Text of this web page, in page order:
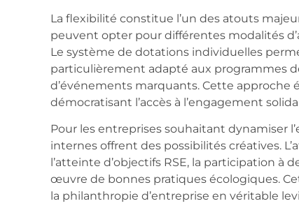
La flexibilité constitue l’un des atouts
peuvent opter pour différentes modalités
Le système de dotations individuelles
particulièrement adapté aux programmes
d’événements marquants. Cette approche
démocratisant l’accès à l’engagement
Pour les entreprises souhaitant dynamiser
internes offrent des possibilités créatives.
l’atteinte d’objectifs RSE, la participation à
œuvre de bonnes pratiques écologiques.
la philanthropie d’entreprise en véritable